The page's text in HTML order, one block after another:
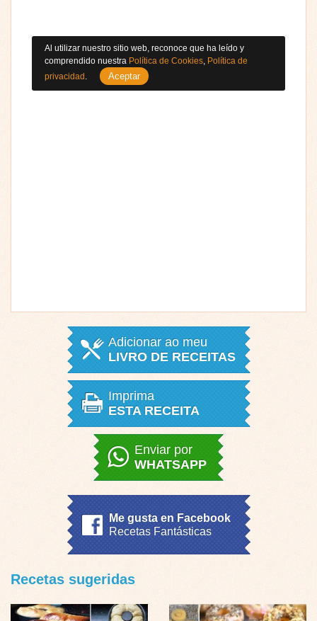
Adicionar ao meu
LIVRO DE RECEITAS
Imprima
ESTA RECEITA
Enviar por
WHATSAPP
Me gusta en Facebook
Recetas Fantásticas
Recetas sugeridas
Al utilizar nuestro sitio web, reconoce que ha leído y
comprendido nuestra Política de Cookies, Política de
privacidad . Aceptar